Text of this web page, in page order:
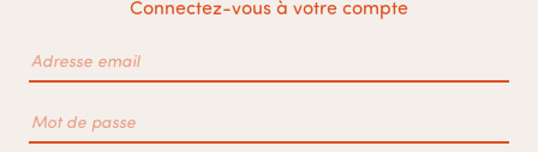
Connectez-vous à votre compte